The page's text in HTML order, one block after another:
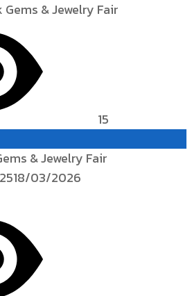
15
& Jewelry Fair
18/03/2026